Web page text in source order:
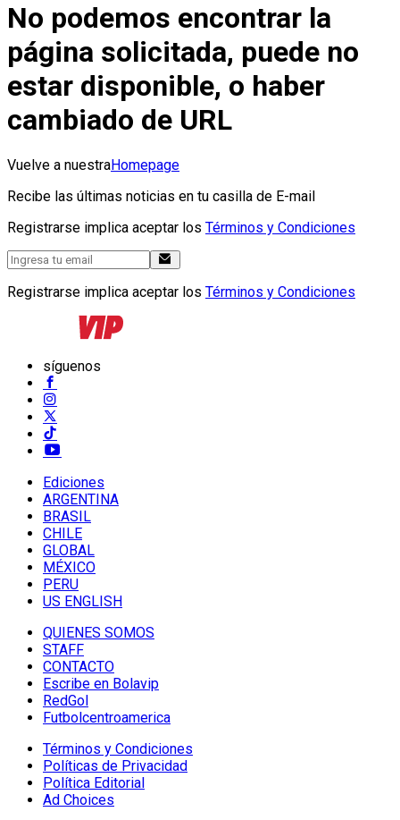
No podemos encontrar la
página solicitada, puede no
estar disponible, o haber
cambiado de URL
Vuelve a nuestraHomepage
Recibe las últimas noticias en tu casilla de E-mail
Registrarse implica aceptar los Términos y Condiciones
Registrarse implica aceptar los Términos y Condiciones
síguenos
Ediciones
ARGENTINA
BRASIL
CHILE
GLOBAL
MÉXICO
PERU
US ENGLISH
QUIENES SOMOS
STAFF
CONTACTO
Escribe en Bolavip
RedGol
Futbolcentroamerica
Términos y Condiciones
Políticas de Privacidad
Política Editorial
Ad Choices